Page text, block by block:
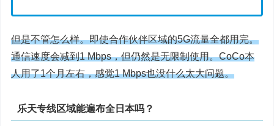
但是不管怎么样。即使合作伙伴区域的5G流量全都用完。
通信速度会减到1 Mbps，但仍然是无限制使用。CoCo本
人用了1个月左右，感觉1 Mbps也没什么太大问题。
乐天专线区域能遍布全日本吗？